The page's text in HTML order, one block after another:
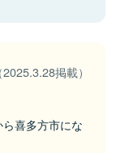
（2025.3.28掲載）
喜多方市にな